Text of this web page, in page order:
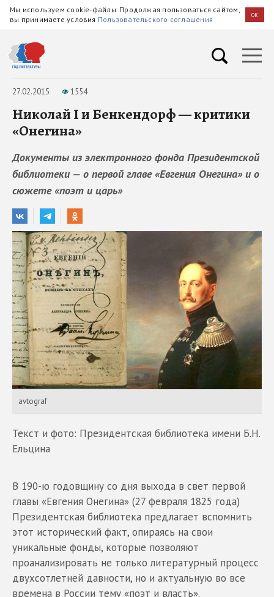
Мы используем cookie-файлы. Продолжая пользоваться сайтом,
вы принимаете условия Пользовательского соглашения OK
27.02.2015 1554
Николай I и Бенкендорф — критики
«Онегина»
Документы из электронного фонда Президентской
библиотеки — о первой главе «Евгения Онегина» и о
сюжете «поэт и царь»
avtograf
Текст и фото: Президентская библиотека имени Б.Н.
Ельцина
В 190-ю годовщину со дня выхода в свет первой
главы «Евгения Онегина» (27 февраля 1825 года)
Президентская библиотека предлагает вспомнить
этот исторический факт, опираясь на свои
уникальные фонды, которые позволяют
проанализировать не только литературный процесс
двухсотлетней давности, но и актуальную во все
времена в России тему «поэт и власть».